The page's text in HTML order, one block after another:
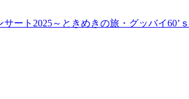
ート2025～ときめきの旅・グッバイ60’